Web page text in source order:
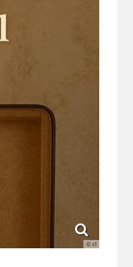
© cl